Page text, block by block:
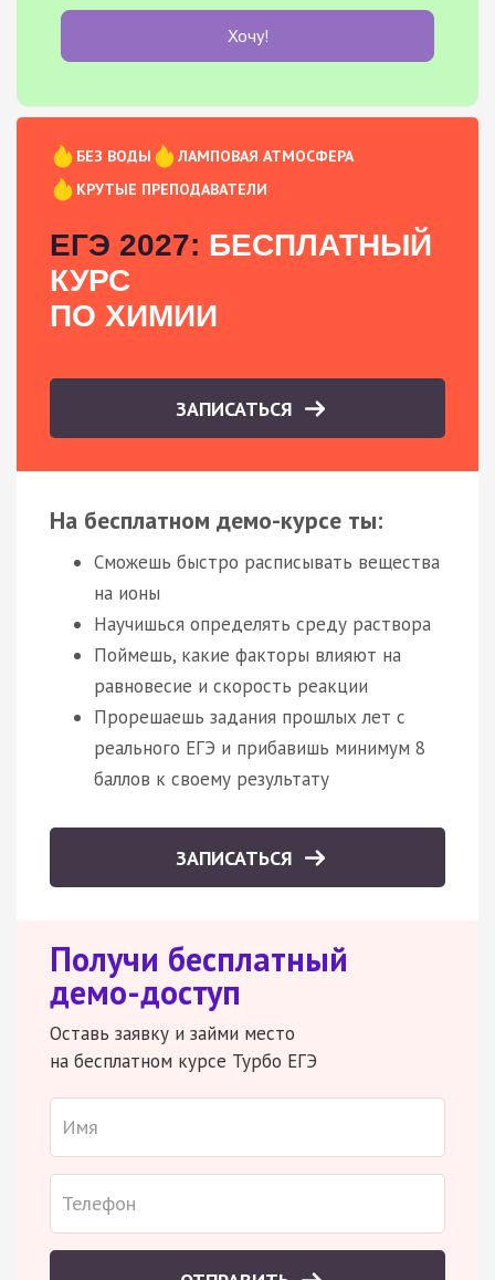
Хочу!
БЕЗ ВОДЫ
ЛАМПОВАЯ АТМОСФЕРА
КРУТЫЕ ПРЕПОДАВАТЕЛИ
ЕГЭ 2027: БЕСПЛАТНЫЙ
КУРС
ПО ХИМИИ
ЗАПИСАТЬСЯ
На бесплатном демо-курсе ты:
Сможешь быстро расписывать вещества
на ионы
Научишься определять среду раствора
Поймешь, какие факторы влияют на
равновесие и скорость реакции
Прорешаешь задания прошлых лет с
реального ЕГЭ и прибавишь минимум 8
баллов к своему результату
ЗАПИСАТЬСЯ
Получи бесплатный
демо-доступ
Оставь заявку и займи место
на бесплатном курсе Турбо ЕГЭ